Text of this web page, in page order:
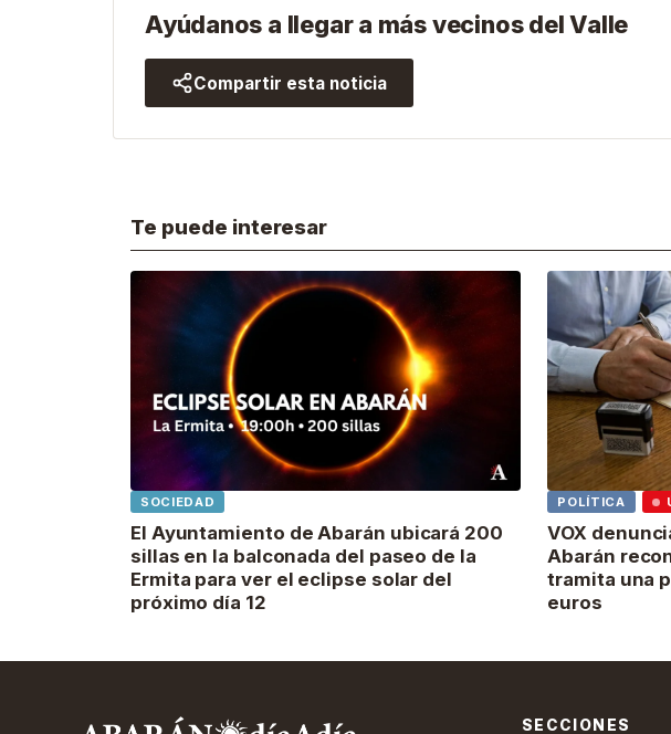
Ayúdanos a llegar a más vecinos del Valle
Compartir esta noticia
Te puede interesar
SOCIEDAD
El Ayuntamiento de Abarán ubicará 200
sillas en la balconada del paseo de la
Ermita para ver el eclipse solar del
próximo día 12
POLÍTICA
VOX
Abarán
tramita una
euros
SECCIONES